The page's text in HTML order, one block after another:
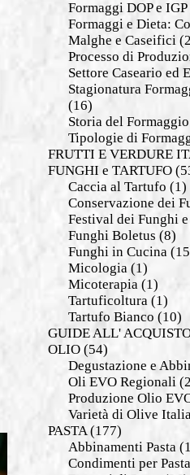
Formaggi DOP e IGP
Formaggi e Dieta:
Malghe e Caseifici
Processo di
Settore Caseario ed
Stagionatura
(16)
Storia del Formaggio
Tipologie di
FRUTTI E VERDURE
FUNGHI e TARTUFO
Caccia al Tartufo (1)
Conservazione dei
Festival dei Funghi
Funghi Boletus (8)
Funghi in Cucina
Micologia (1)
Micoterapia (1)
Tartuficoltura (1)
Tartufo Bianco (10)
GUIDE ALL'
OLIO(54)
Degustazione e
Oli EVO Regionali
Produzione Olio
Varietà di Olive
PASTA(177)
Abbinamenti Pasta
Condimenti per Pasta